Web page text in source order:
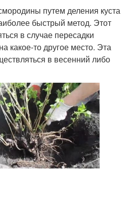
путем деления куста
быстрый метод. Этот
в случае пересадки
какое-то другое место. Эта
в весенний либо